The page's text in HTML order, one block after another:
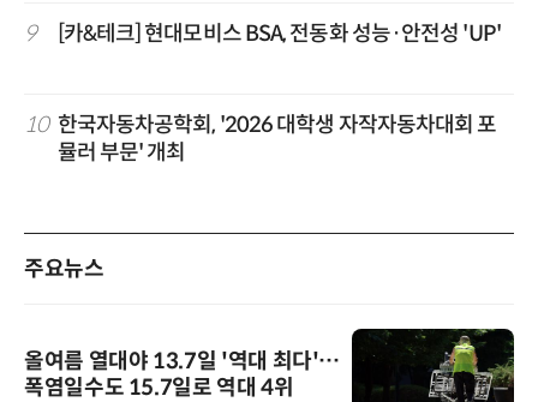
9 [카&테크] 현대모비스 BSA, 전동화 성능·안전성 'UP'
10 한국자동차공학회, '2026 대학생 자작자동차대회 포
뮬러 부문' 개최
주요뉴스
올여름 열대야 13.7일 '역대 최다'…
폭염일수도 15.7일로 역대 4위